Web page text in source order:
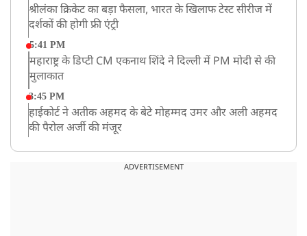
श्रीलंका क्रिकेट का बड़ा फैसला, भारत के खिलाफ टेस्ट सीरीज में
दर्शकों की होगी फ्री एंट्री
5:41 PM
महाराष्ट्र के डिप्टी CM एकनाथ शिंदे ने दिल्ली में PM मोदी से की
मुलाकात
3:45 PM
हाईकोर्ट ने अतीक अहमद के बेटे मोहम्मद उमर और अली अहमद
की पैरोल अर्जी की मंजूर
CM योगी का सपा पर हमला, कहा- वोट बैंक की राजनीति ने
ADVERTISEMENT